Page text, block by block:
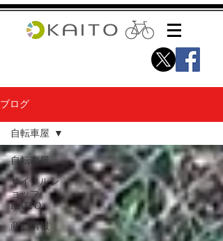
ブログ
自転車屋
サイクルシ
ョップ
KAITO
商品情報
自転車屋